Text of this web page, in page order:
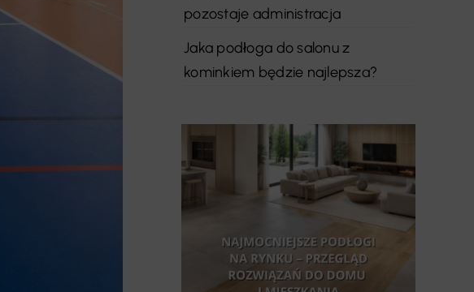
pozostaje administracja
Jaka podłoga do salonu z
kominkiem będzie najlepsza?